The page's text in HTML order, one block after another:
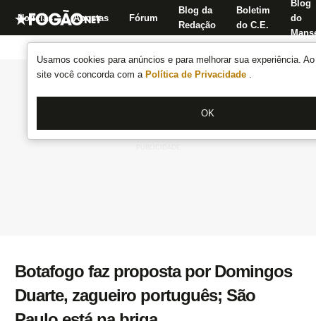
Usamos cookies para anúncios e para melhorar sua experiência.
site você concorda com a Política de Privacidade .
OK
Notícias Apostas Fórum
Blog da
Redação
Boletim
do C.E.
Blog
do
Botafogo faz proposta por Domingos
Duarte, zagueiro português; São